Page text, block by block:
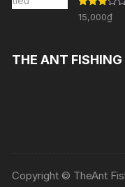
Được
xếp
15,000₫
THE ANT FISHING
Copyright © TheAnt